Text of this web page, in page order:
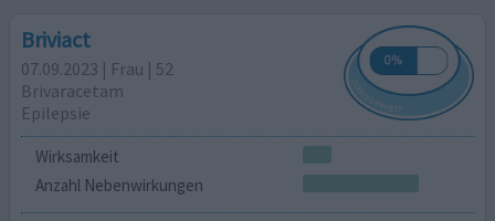
Briviact
07.09.2023 | Frau | 52
Brivaracetam
Epilepsie
Wirksamkeit
Anzahl Nebenwirkungen